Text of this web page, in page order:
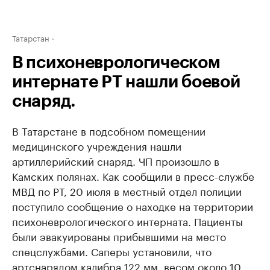
Татарстан
В психоневрологическом
интернате РТ нашли боевой
снаряд.
В Татарстане в подсобном помещении
медицинского учреждения нашли
артиллерийский снаряд. ЧП произошло в
Камских полянах. Как сообщили в пресс-службе
МВД по РТ, 20 июля в местный отдел полиции
поступило сообщение о находке на территории
психоневрологического интерната. Пациенты
были эвакуированы прибывшими на место
спецслужбами. Саперы установили, что
артснарядом калибра 122 мм, весом около 10